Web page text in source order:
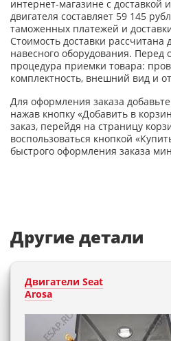
интернет-магазине с доставкой
двигателя составляет 59 145
таможенных платежей и
Стоимость доставки рассчитана
навесного оборудования. Перед
процедура приемки товара:
комплектность, внешний вид и
Для оформления заказа
нажав кнопку «Добавить в
заказ, перейдя на страницу
воспользоваться кнопкой
быстрого оформления заказа
Другие детали
Двигатели Seat
Arosa